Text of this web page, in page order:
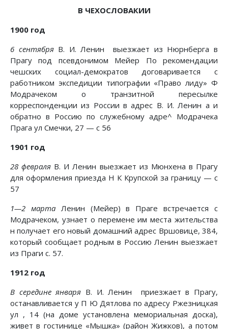
В ЧЕХОСЛОВАКИИ
1900 год
6 сентября В. И. Ленин выезжает из Нюрнберга в
Прагу под псевдонимом Мейер По рекомендации
чешских социал-демократов договаривается с
работником экспедиции типографии «Право лиду» Ф
Модрачеком о транзитной пересылке
корреспонденции из России в адрес В. И. Ленин а и
обратно в Россию по служебному адре^ Модрачека
Прага ул Смечки, 27 — с 56
1901 год
28 февраля В. И Ленин выезжает из Мюнхена в Прагу
для оформления приезда Н К Крупской за границу — с
57
1—2 марта Ленин (Мейер) в Праге встречается с
Модрачеком, узнает о перемене им места жительства
н получает его новый домашний адрес Вршовице, 384,
который сообщает родным в Россию Ленин выезжает
из Праги с. 57.
1912 год
В середине января В. И. Ленин приезжает в Прагу,
останавливается у П Ю Дятлова по адресу Ржезницкая
ул , 14 (на доме установлена мемориальная доска),
живет в гостинице «Мышка» (район Жижков), а потом